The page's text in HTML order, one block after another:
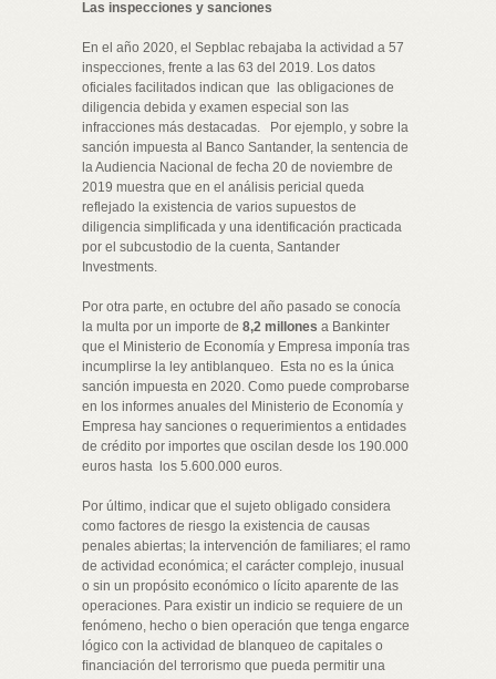
Las inspecciones y sanciones
En el año 2020, el Sepblac rebajaba la actividad a 57
inspecciones, frente a las 63 del 2019. Los datos
oficiales facilitados indican que las obligaciones de
diligencia debida y examen especial son las
infracciones más destacadas. Por ejemplo, y sobre la
sanción impuesta al Banco Santander, la sentencia de
la Audiencia Nacional de fecha 20 de noviembre de
2019 muestra que en el análisis pericial queda
reflejado la existencia de varios supuestos de
diligencia simplificada y una identificación practicada
por el subcustodio de la cuenta, Santander
Investments.
Por otra parte, en octubre del año pasado se conocía
la multa por un importe de 8,2 millones a Bankinter
que el Ministerio de Economía y Empresa imponía tras
incumplirse la ley antiblanqueo. Esta no es la única
sanción impuesta en 2020. Como puede comprobarse
en los informes anuales del Ministerio de Economía y
Empresa hay sanciones o requerimientos a entidades
de crédito por importes que oscilan desde los 190.000
euros hasta los 5.600.000 euros.
Por último, indicar que el sujeto obligado considera
como factores de riesgo la existencia de causas
penales abiertas; la intervención de familiares; el ramo
de actividad económica; el carácter complejo, inusual
o sin un propósito económico o lícito aparente de las
operaciones. Para existir un indicio se requiere de un
fenómeno, hecho o bien operación que tenga engarce
lógico con la actividad de blanqueo de capitales o
ﬁnanciación del terrorismo que pueda permitir una